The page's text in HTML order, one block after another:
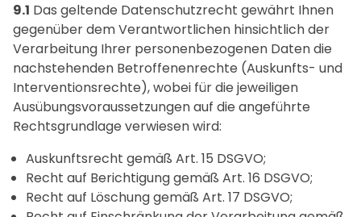
9.1 Das geltende Datenschutzrecht gewährt Ihnen
gegenüber dem Verantwortlichen hinsichtlich der
Verarbeitung Ihrer personenbezogenen Daten die
nachstehenden Betroffenenrechte (Auskunfts- und
Interventionsrechte), wobei für die jeweiligen
Ausübungsvoraussetzungen auf die angeführte
Rechtsgrundlage verwiesen wird:
Auskunftsrecht gemäß Art. 15 DSGVO;
Recht auf Berichtigung gemäß Art. 16 DSGVO;
Recht auf Löschung gemäß Art. 17 DSGVO;